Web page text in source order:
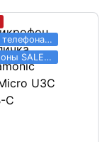
Все для телефона SALE 03.06 - 31.08
Микрофоны SALE 03.06 - 31.08